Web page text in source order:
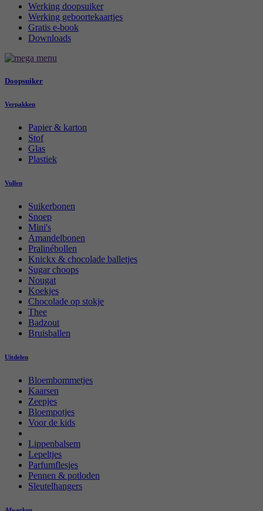
Werking doopsuiker
Werking geboortekaartjes
Gratis e-book
Downloads
Doopsuiker
Verpakken
Papier & karton
Stof
Glas
Plastiek
Vullen
Suikerbonen
Snoep
Mini's
Amandelbonen
Pralinébollen
Knickx & chocolade balletjes
Sugar choops
Nougat
Koekjes
Chocolade op stokje
Thee
Badzout
Bruisballen
Uitdelen
Bloembommetjes
Kaarsen
Zeepjes
Bloempotjes
Voor de kids
Lippenbalsem
Lepeltjes
Parfumflesjes
Pennen & potloden
Sleutelhangers